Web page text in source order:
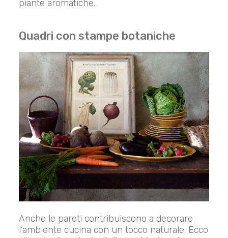
piante aromatiche.
Quadri con stampe botaniche
Anche le pareti contribuiscono a decorare
l’ambiente cucina con un tocco naturale. Ecco